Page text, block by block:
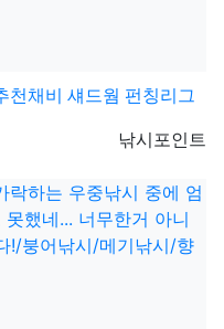
천채비 섀드웜 펀칭리그
등록자
낚시포인트